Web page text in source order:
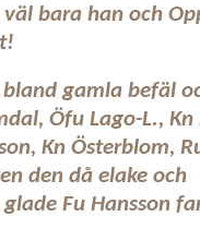
bara han och
gamla befäl
Öfu Lago-L., Kn
Kn Österblom,
den då elake och
Fu Hansson